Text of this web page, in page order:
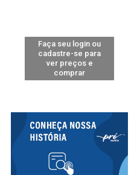
Faça seu login ou
cadastre-se para
ver preços e
comprar